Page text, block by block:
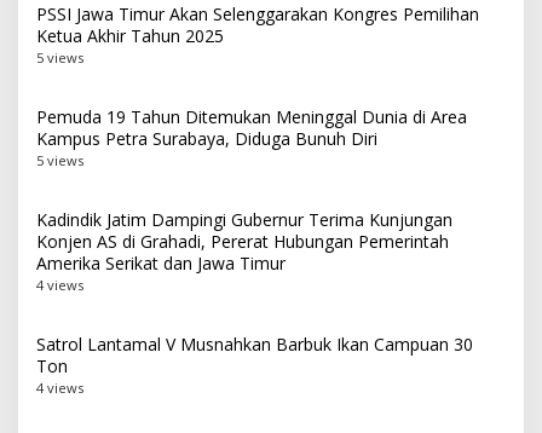
PSSI Jawa Timur Akan Selenggarakan Kongres Pemilihan
Ketua Akhir Tahun 2025
5 views
Pemuda 19 Tahun Ditemukan Meninggal Dunia di Area
Kampus Petra Surabaya, Diduga Bunuh Diri
5 views
Kadindik Jatim Dampingi Gubernur Terima Kunjungan
Konjen AS di Grahadi, Pererat Hubungan Pemerintah
Amerika Serikat dan Jawa Timur
4 views
Satrol Lantamal V Musnahkan Barbuk Ikan Campuan 30
Ton
4 views